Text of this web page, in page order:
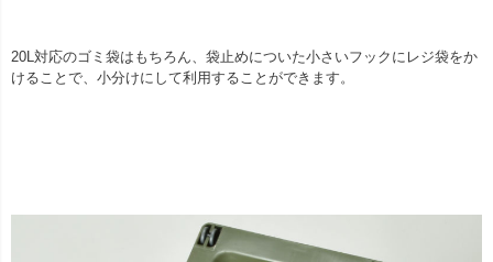
20L対応のゴミ袋はもちろん、袋止めについた小さいフックにレジ袋をか
けることで、小分けにして利用することができます。